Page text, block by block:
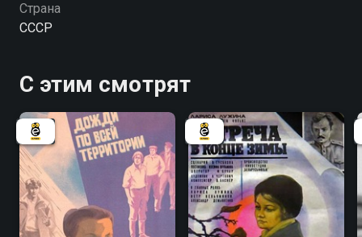
Страна
СССР
С этим смотрят